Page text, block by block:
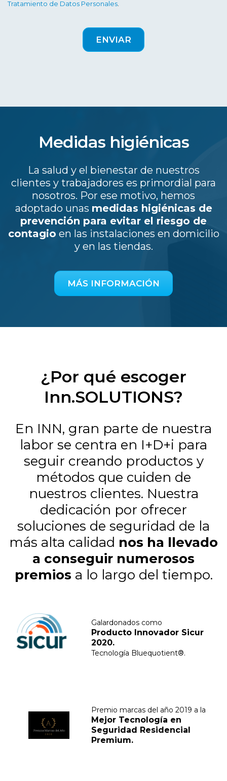
Tratamiento de Datos Personales
Medidas higiénicas
La salud y el bienestar de nuestros
clientes y trabajadores es primordial para
nosotros. Por ese motivo, hemos
adoptado unas medidas higiénicas de
prevención para evitar el riesgo de
contagio en las instalaciones en domicilio
y en las tiendas.
MÁS INFORMACIÓN
¿Por qué escoger
Inn.SOLUTIONS?
En INN, gran parte de nuestra
labor se centra en I+D+i para
seguir creando productos y
métodos que cuiden de
nuestros clientes. Nuestra
dedicación por ofrecer
soluciones de seguridad de la
más alta calidad nos ha llevado
a conseguir numerosos
premios a lo largo del tiempo.
Galardonados como
Producto Innovador Sicur
2020.
Tecnología Bluequotient®.
Premio marcas del año 2019 a la
Mejor Tecnología en
Seguridad Residencial
Premium.